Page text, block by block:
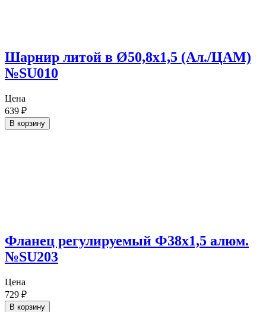
Шарнир литой в Ø50,8х1,5 (Ал./ЦАМ)
№SU010
Цена
639 ₽
В корзину
Фланец регулируемый Ф38х1,5 алюм.
№SU203
Цена
729 ₽
В корзину